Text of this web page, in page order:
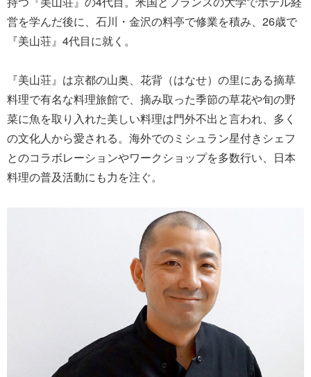
営を学んだ後に、石川・金沢の料亭で修業を積み、26歳で
『美山荘』4代目に就く。
『美山荘』は京都の山奥、花背（はなせ）の里にある摘草
料理で有名な料理旅館で、摘み取った季節の草花や旬の野
菜に魚を取り入れた美しい料理は門外不出と言われ、多く
の文化人から愛される。海外でのミシュラン星付きシェフ
とのコラボレーションやワークショップを多数行い、日本
料理の普及活動にも力を注ぐ。